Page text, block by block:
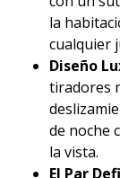
la
cualquier
Diseño
tiradores
de noche
la vista.
El Par